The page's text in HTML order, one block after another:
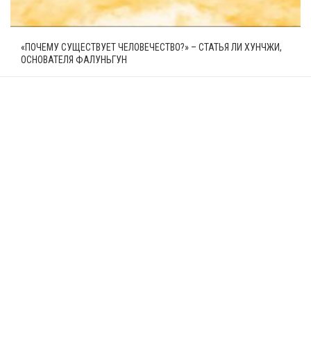
«ПОЧЕМУ СУЩЕСТВУЕТ ЧЕЛОВЕЧЕСТВО?» – СТАТЬЯ ЛИ ХУНЧЖИ,
ОСНОВАТЕЛЯ ФАЛУНЬГУН